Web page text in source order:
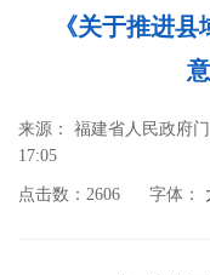
《关于推进
来源： 福建省人民政府
17:05
点击数： 2606 字体：